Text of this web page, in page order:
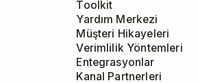
Toolkit
Yardım Merkezi
Müşteri Hikayeleri
Verimlilik Yöntemleri
Entegrasyonlar
Kanal Partnerleri